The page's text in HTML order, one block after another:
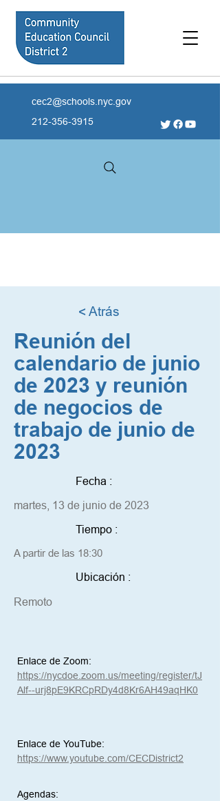
cec2@schools.nyc.gov
212-356-3915
< Atrás
Reunión del
calendario de junio
de 2023 y reunión
de negocios de
trabajo de junio de
2023
Fecha :
martes, 13 de junio de 2023
Tiempo :
A partir de las 18:30
Ubicación :
Remoto
Enlace de Zoom:
https://nycdoe.zoom.us/meeting/register/tJ
Alf--urj8pE9KRCpRDy4d8Kr6AH49aqHK0
Enlace de YouTube:
https://www.youtube.com/CECDistrict2
Agendas: